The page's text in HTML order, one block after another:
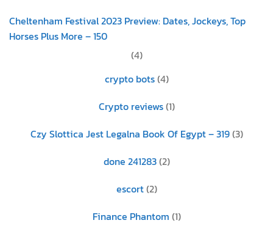
Cheltenham Festival 2023 Preview: Dates, Jockeys, Top
Horses Plus More – 150
(4)
crypto bots(4)
Crypto reviews(1)
Czy Slottica Jest Legalna Book Of Egypt – 319(3)
done 241283(2)
escort(2)
Finance Phantom (1)